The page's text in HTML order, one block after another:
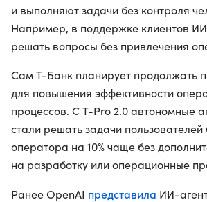
и выполняют задачи без контроля
Например, в поддержке клиентов
решать вопросы без привлечения
Сам Т-Банк планирует продолжать
для повышения эффективности
процессов. С T-Pro 2.0 автономные
стали решать задачи пользователей
оператора на 10% чаще без
на разработку или операционные
Ранее OpenAI представила ИИ-